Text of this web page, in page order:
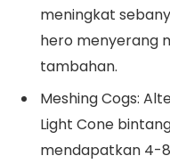
meningkat
hero menyerang
tambahan.
Meshing Cogs:
Light Cone
mendapatkan 4-